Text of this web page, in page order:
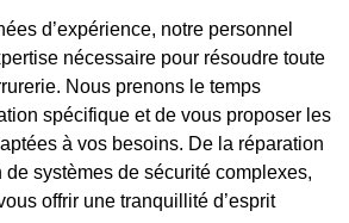
d’expérience, notre personnel
nécessaire pour résoudre toute
Nous prenons le temps
spécifique et de vous proposer les
à vos besoins. De la réparation
de systèmes de sécurité complexes,
offrir une tranquillité d’esprit